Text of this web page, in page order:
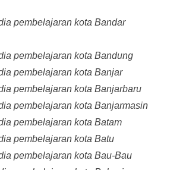
pembelajaran kota Bandar
pembelajaran kota Bandung
pembelajaran kota Banjar
pembelajaran kota Banjarbaru
pembelajaran kota Banjarmasin
pembelajaran kota Batam
pembelajaran kota Batu
pembelajaran kota Bau-Bau